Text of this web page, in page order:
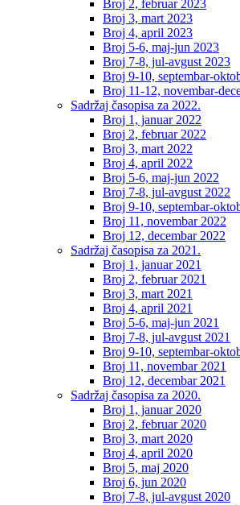
Broj 2, februar 2023
Broj 3, mart 2023
Broj 4, april 2023
Broj 5-6, maj-jun 2023
Broj 7-8, jul-avgust 2023
Broj 9-10, septembar-
Broj 11-12, novembar-
Sadržaj časopisa za 2022.
Broj 1, januar 2022
Broj 2, februar 2022
Broj 3, mart 2022
Broj 4, april 2022
Broj 5-6, maj-jun 2022
Broj 7-8, jul-avgust 2022
Broj 9-10, septembar-
Broj 11, novembar 2022
Broj 12, decembar 2022
Sadržaj časopisa za 2021.
Broj 1, januar 2021
Broj 2, februar 2021
Broj 3, mart 2021
Broj 4, april 2021
Broj 5-6, maj-jun 2021
Broj 7-8, jul-avgust 2021
Broj 9-10, septembar-
Broj 11, novembar 2021
Broj 12, decembar 2021
Sadržaj časopisa za 2020.
Broj 1, januar 2020
Broj 2, februar 2020
Broj 3, mart 2020
Broj 4, april 2020
Broj 5, maj 2020
Broj 6, jun 2020
Broj 7-8, jul-avgust 2020